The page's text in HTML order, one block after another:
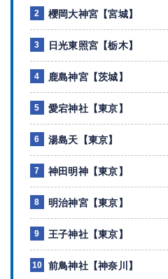
櫻岡大神宮【宮城】
日光東照宮【栃木】
鹿島神宮【茨城】
愛宕神社【東京】
湯島天【東京】
神田明神【東京】
明治神宮【東京】
王子神社【東京】
前鳥神社【神奈川】